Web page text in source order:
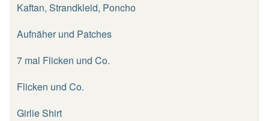
Kaftan, Strandkleid, Poncho
Aufnäher und Patches
7 mal Flicken und Co.
Flicken und Co.
Girlie Shirt